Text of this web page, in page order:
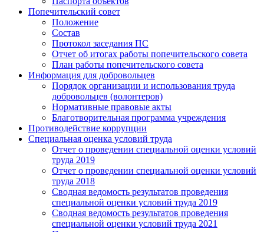
Попечительский совет
Положение
Состав
Протокол заседания ПС
Отчет об итогах работы попечительского совета
План работы попечительского совета
Информация для добровольцев
Порядок организации и использования труда
добровольцев (волонтеров)
Нормативные правовые акты
Благотворительная программа учреждения
Противодействие коррупции
Специальная оценка условий труда
Отчет о проведении специальной оценки условий
труда 2019
Отчет о проведении специальной оценки условий
труда 2018
Сводная ведомость результатов проведения
специальной оценки условий труда 2019
Сводная ведомость результатов проведения
специальной оценки условий труда 2021